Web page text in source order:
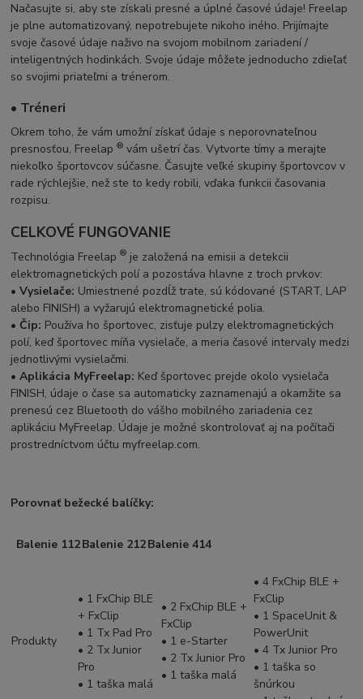
Načasujte si, aby ste získali presné a úplné časové údaje! Freelap
je plne automatizovaný, nepotrebujete nikoho iného. Prijímajte
svoje časové údaje naživo na svojom mobilnom zariadení /
inteligentných hodinkách. Svoje údaje môžete jednoducho zdieľať
so svojimi priateľmi a trénerom.
• Tréneri
Okrem toho, že vám umožní získať údaje s neporovnateľnou
presnosťou, Freelap® vám ušetrí čas. Vytvorte tímy a merajte
niekoľko športovcov súčasne. Časujte veľké skupiny športovcov v
rade rýchlejšie, než ste to kedy robili, vďaka funkcii časovania
rozpisu.
CELKOVÉ FUNGOVANIE
Technológia Freelap® je založená na emisii a detekcii
elektromagnetických polí a pozostáva hlavne z troch prvkov:
• Vysielače: Umiestnené pozdĺž trate, sú kódované (START, LAP
alebo FINISH) a vyžarujú elektromagnetické polia.
• Čip: Používa ho športovec, zisťuje pulzy elektromagnetických
polí, keď športovec míňa vysielače, a meria časové intervaly medzi
jednotlivými vysielačmi.
• Aplikácia MyFreelap: Keď športovec prejde okolo vysielača
FINISH, údaje o čase sa automaticky zaznamenajú a okamžite sa
prenesú cez Bluetooth do vášho mobilného zariadenia cez
aplikáciu MyFreelap. Údaje je možné skontrolovať aj na počítači
prostredníctvom účtu myfreelap.com.
Porovnať bežecké balíčky:
Balenie 112Balenie 212Balenie 414
Produkty
• 1 FxChip BLE
+ FxClip
• 1 Tx Pad Pro
• 2 Tx Junior
Pro
• 1 taška malá
• 2 FxChip BLE +
FxClip
• 1 e-Starter
• 2 Tx Junior Pro
• 1 taška malá
• 4 FxChip BLE +
FxClip
• 1 SpaceUnit &
PowerUnit
• 4 Tx Junior Pro
• 1 taška so
šnúrkou